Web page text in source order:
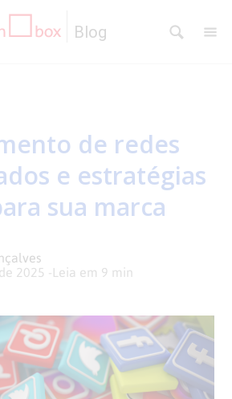
Blog
de redes
e estratégias
sua marca
2025 -Leia em 9 min